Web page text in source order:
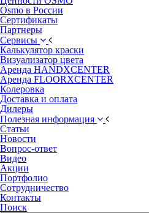
Osmo в России
Сертификаты
Партнеры
Сервисы
Калькулятор краски
Визуализатор цвета
Аренда HANDXCENTER
Аренда FLOORXCENTER
Колеровка
Доставка и оплата
Дилеры
Полезная информация
Статьи
Новости
Вопрос-ответ
Видео
Акции
Портфолио
Сотрудничество
Контакты
Поиск